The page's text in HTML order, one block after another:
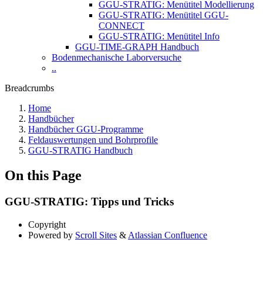
GGU-STRATIG: Menütitel Modellierung
GGU-STRATIG: Menütitel GGU-
CONNECT
GGU-STRATIG: Menütitel Info
GGU-TIME-GRAPH Handbuch
Bodenmechanische Laborversuche
..
Breadcrumbs
Home
Handbücher
Handbücher GGU-Programme
Feldauswertungen und Bohrprofile
GGU-STRATIG Handbuch
On this Page
GGU-STRATIG: Tipps und Tricks
Copyright
Powered by Scroll Sites & Atlassian Confluence